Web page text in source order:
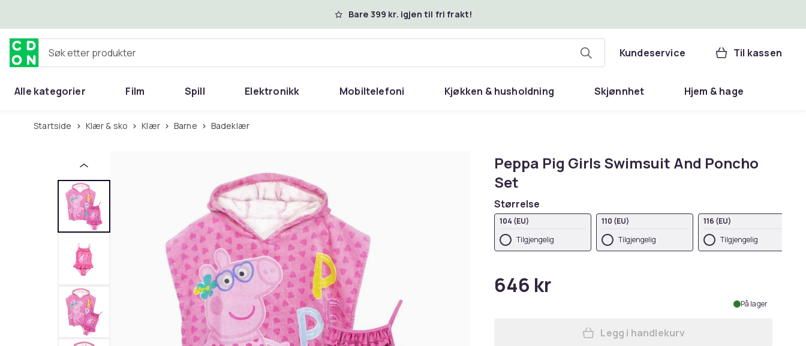
Bare 399 kr. igjen til fri frakt!
Søk etter produkter Kundeservice Til kassen
Alle kategorier Film Spill Elektronikk Mobiltelefoni Kjøkken & husholdning Skjønnhet Hjem & hage
Startside Klær & sko Klær Barne Badeklær
Peppa Pig Girls Swimsuit And Poncho
Set
Størrelse
104 (EU)
Tilgjengelig
110 (EU)
Tilgjengelig
116 (EU)
Tilgjengelig
646 kr
På lager
Legg Peppa Pig Girls Swimsuit
Legg i handlekurv